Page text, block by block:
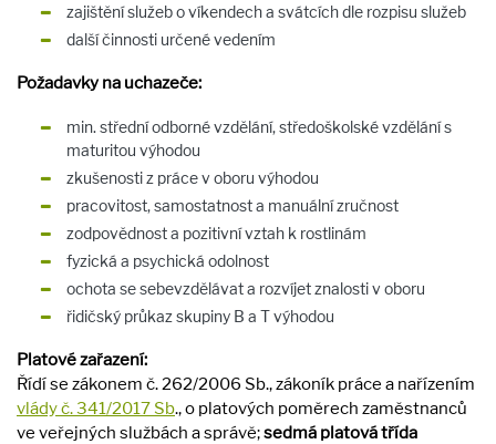
zajištění služeb o víkendech a svátcích dle rozpisu služeb
další činnosti určené vedením
Požadavky na uchazeče:
min. střední odborné vzdělání, středoškolské vzdělání s
maturitou výhodou
zkušenosti z práce v oboru výhodou
pracovitost, samostatnost a manuální zručnost
zodpovědnost a pozitivní vztah k rostlinám
fyzická a psychická odolnost
ochota se sebevzdělávat a rozvíjet znalosti v oboru
řidičský průkaz skupiny B a T výhodou
Platové zařazení:
Řídí se zákonem č. 262/2006 Sb., zákoník práce a nařízením
vlády č. 341/2017 Sb., o platových poměrech zaměstnanců
ve veřejných službách a správě;sedmá platová třída